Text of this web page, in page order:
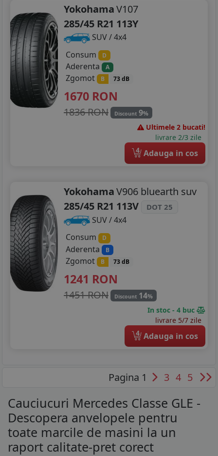
YokohamaV107
285/45 R21 113Y
SUV / 4x4
Consum
D
Aderenta A
Zgomot B 73 dB
1670 RON
1836 RON Discount 9%
Ultimele 2 bucati!
livrare 2/3 zile
4 Adauga in cos
YokohamaV906 bluearth suv
285/45 R21 113V
DOT 25
SUV / 4x4
Consum
D
Aderenta B
Zgomot B 73 dB
1241 RON
1451 RON Discount 14%
In stoc - 4 buc
livrare 5/7 zile
4 Adauga in cos
Pagina 1 3 4 5
Cauciucuri Mercedes Classe GLE -
Descopera anvelopele pentru
toate marcile de masini la un
raport calitate-pret corect